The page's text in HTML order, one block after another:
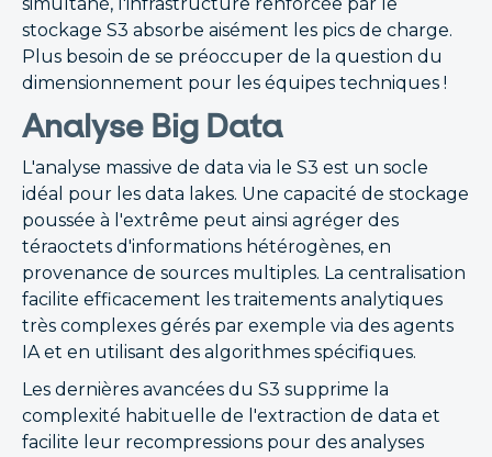
stockage S3 absorbe aisément les pics de charge.
Plus besoin de se préoccuper de la question du
dimensionnement pour les équipes techniques !
Analyse Big Data
L'analyse massive de data via le S3 est un socle
idéal pour les data lakes. Une capacité de stockage
poussée à l'extrême peut ainsi agréger des
téraoctets d'informations hétérogènes, en
provenance de sources multiples. La centralisation
facilite efficacement les traitements analytiques
très complexes gérés par exemple via des agents
IA et en utilisant des algorithmes spécifiques.
Les dernières avancées du S3 supprime la
complexité habituelle de l'extraction de data et
facilite leur recompressions pour des analyses